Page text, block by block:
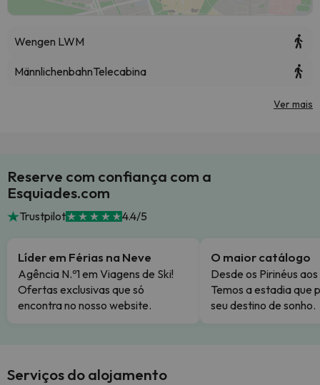
Wengen LWM
MännlichenbahnTelecabina
Ver mais
Reserve com confiança com a
Esquiades.com
Trustpilot 4.4/5
Líder em Férias na Neve
Agência N.º1 em Viagens de Ski!
Ofertas exclusivas que só
encontra no nosso website.
O maior catálogo
Desde os Pirinéus
Temos a estadia que
seu destino de sonho.
Serviços do alojamento